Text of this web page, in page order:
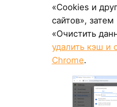
«Cookies и
сайтов»,
«Очистить
удалить кэш и
Chrome.